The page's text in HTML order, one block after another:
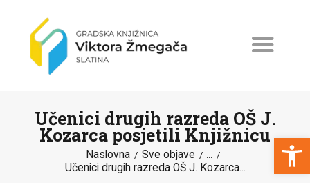
Open toolbar
Učenici drugih razreda OŠ J.
Kozarca posjetili Knjižnicu
Naslovna Sve objave ...
Učenici drugih razreda OŠ J. Kozarca...
NASLOVNA